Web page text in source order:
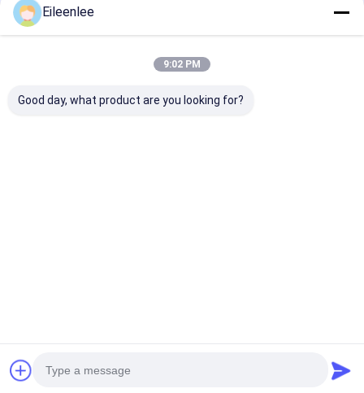
চ্যাট
ভালো দাম ভালো দাম
Eileenlee
9:02 PM
Good day, what product are you looking for?